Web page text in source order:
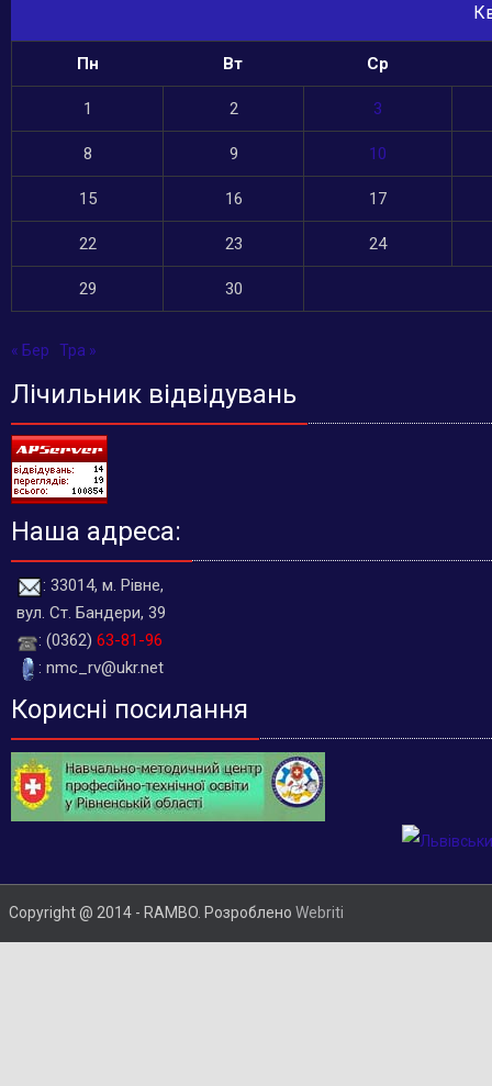
Пн Вт Ср
1 2 3
8 9 10
15 16 17
22 23 24
29 30
« Бер Тра »
Лічильник відвідувань
Наша адреса:
: 33014, м. Рівне,
вул. Ст. Бандери, 39
: (0362) 63-81-96
: nmc_rv@ukr.net
Корисні посилання
Copyright @ 2014 - RAMBO. Розроблено Webriti